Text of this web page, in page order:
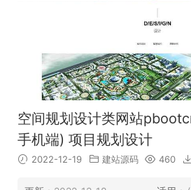
空间规划设计类网站
手机端) 项目规划设计
2022-12-19 建站源码 460